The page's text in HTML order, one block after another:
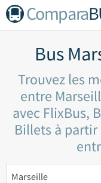
Compara
Bus
Trouvez les
entre
avec FlixBus,
Billets à partir
Marseille